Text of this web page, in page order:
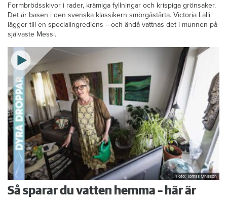
Formbrödsskivor i rader, krämiga fyllningar och krispiga grönsaker.
Det är basen i den svenska klassikern smörgåstårta. Victoria Lalli
lägger till en specialingrediens – och ändå vattnas det i munnen på
självaste Messi.
Foto: Tomas Ohlsson
Så sparar du vatten hemma – här är